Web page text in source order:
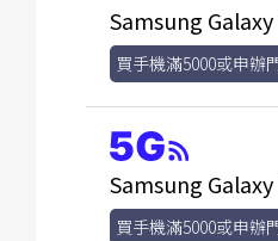
Samsung
買手機滿5000或申辦
Samsung
買手機滿5000或申辦